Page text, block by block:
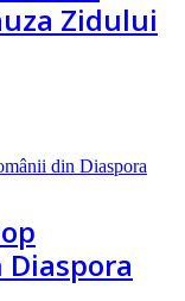
Zidului